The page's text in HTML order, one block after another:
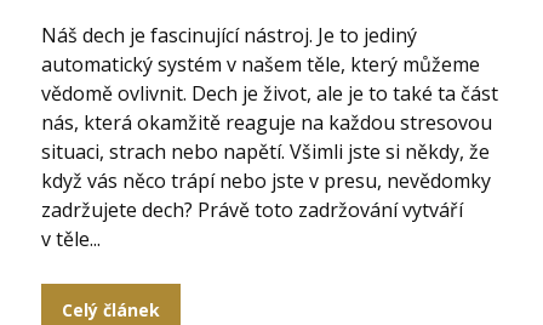
Náš dech je fascinující nástroj. Je to jediný
automatický systém v našem těle, který můžeme
vědomě ovlivnit. Dech je život, ale je to také ta část
nás, která okamžitě reaguje na každou stresovou
situaci, strach nebo napětí. Všimli jste si někdy, že
když vás něco trápí nebo jste v presu, nevědomky
zadržujete dech? Právě toto zadržování vytváří
v těle...
Celý článek